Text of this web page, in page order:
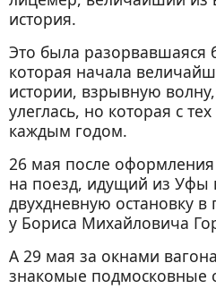
история.
Это была
которая начала
истории, взрывную
улеглась, но которая с
каждым годом.
26 мая после оформления
на поезд, идущий из Уфы
двухдневную остановку
у Бориса Михайловича
А 29 мая за окнами
знакомые подмосковные